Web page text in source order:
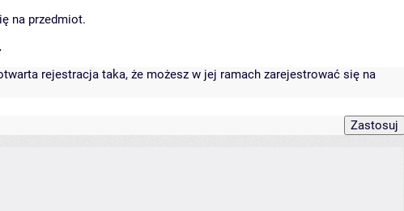
na przedmiot.
rejestracja taka, że możesz w jej ramach zarejestrować się na